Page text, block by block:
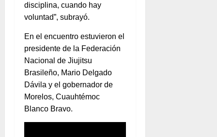
disciplina, cuando hay
voluntad”, subrayó.
En el encuentro estuvieron el
presidente de la Federación
Nacional de Jiujitsu
Brasileño, Mario Delgado
Dávila y el gobernador de
Morelos, Cuauhtémoc
Blanco Bravo.